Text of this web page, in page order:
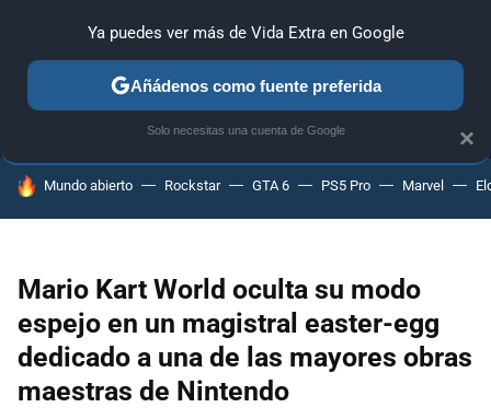
MENÚ NUEVO
GUÍAS Y TRUCOS PC SONY
HOY SE HABLA DE
Mundo abierto Rockstar GTA 6 PS5 Pro Marvel
Mario Kart World oculta su modo
espejo en un magistral easter-egg
dedicado a una de las mayores obras
maestras de Nintendo
×
Ya puedes ver más de Vida Extra en Google
Añádenos como fuente preferida
Solo necesitas una cuenta de Google